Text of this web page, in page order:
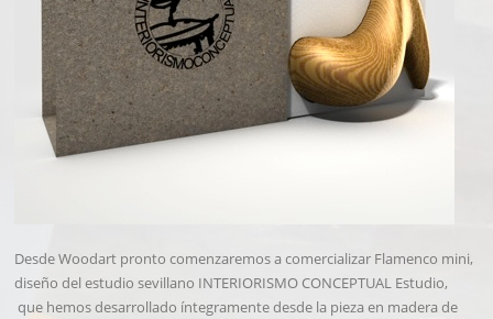
Desde Woodart pronto comenzaremos a comercializar Flamenco mini,
diseño del estudio sevillano INTERIORISMO CONCEPTUAL Estudio,
que hemos desarrollado íntegramente desde la pieza en madera de